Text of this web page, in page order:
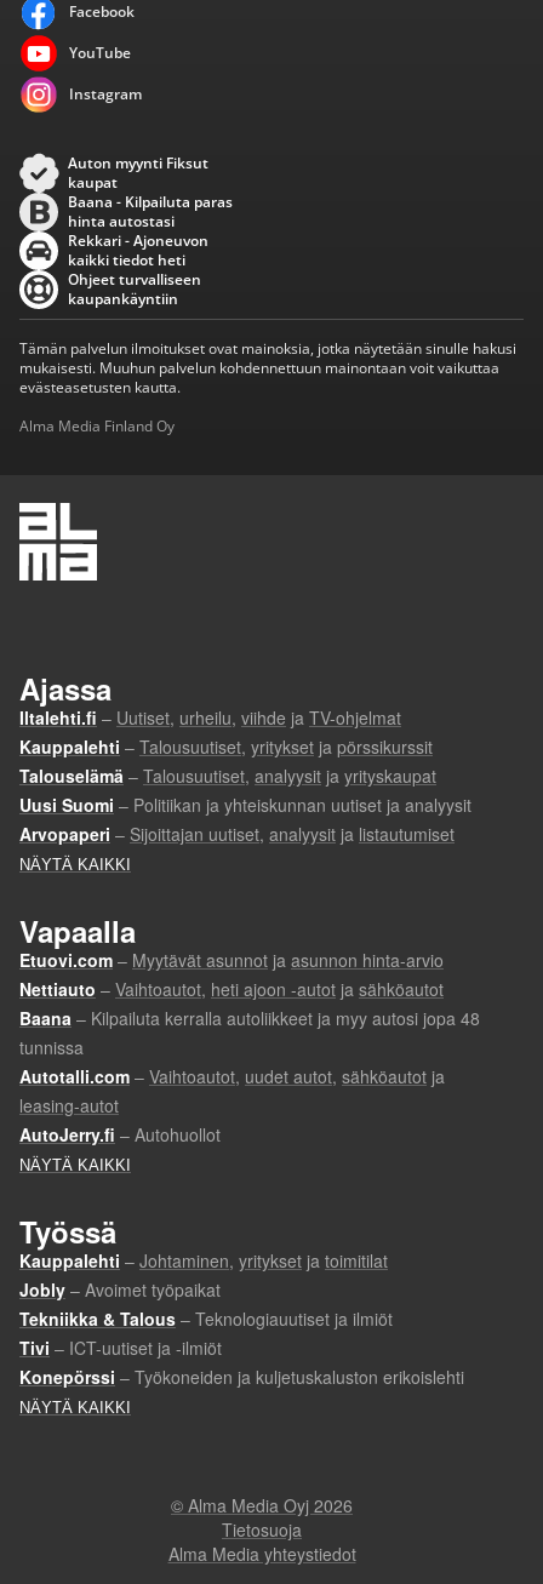
Facebook
YouTube
Instagram
Auton myynti Fiksut
kaupat
Baana - Kilpailuta paras
hinta autostasi
Rekkari - Ajoneuvon
kaikki tiedot heti
Ohjeet turvalliseen
kaupankäyntiin
Tämän palvelun ilmoitukset ovat mainoksia, jotka näytetään sinulle hakusi
mukaisesti. Muuhun palvelun kohdennettuun mainontaan voit vaikuttaa
evästeasetusten kautta.
Alma Media Finland Oy